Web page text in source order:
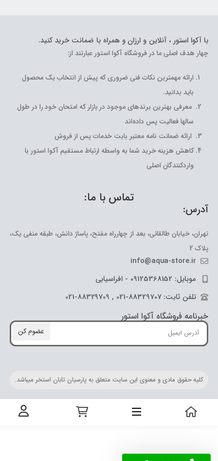
با آکوا استور ، آنلاین و ارزان و همراه با ضمانت خرید کنید.
چهار هدف اصلی ما در فروشگاه آکوا استور عبارتند از:
ارائه مهمترین نکات فنی ضروری که پیش از انتخاب یک محصول
باید بدانید.
معرفی بهترین برندهای موجود در بازار که امتحان خود را در طول
سالها فعالیت پس داده‌اند
ارائه ضمانت نامه معتبر بابت خدمات پس از فروش
کاهش هزینه خرید شما به واسطه ارتباط مستقیم آکوا استور با
واردکنندگان اصلی
تماس با ما:
آدرس:
تهران، خیابان طالقانی، بعد از چهارراه مفتح، پاساژ دانش، طبقه منفی یک،
پلاک 2
info@aqua-store.ir
موبایل: 09125368152 - افراسیابی
تلفن ثابت: 88329707-021 , 88329709-021
خبرنامه فروشگاه آکوا استور
عضوم کن
کلیه حقوق مادی و معنوی این سایت متعلق به پارسیان تابان استخر میباشد.